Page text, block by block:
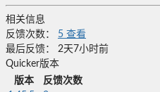
相关信息
反馈次数：
5 查看
最后反馈：
2天7小时前
Quicker版本
版本
反馈次数